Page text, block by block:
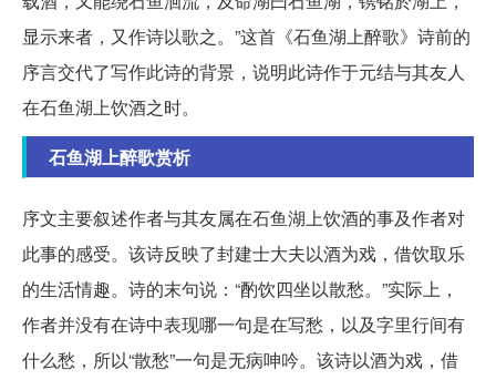
显示来者，又作诗以歌之。”这首《石鱼湖上醉歌》诗前的
序言交代了写作此诗的背景，说明此诗作于元结与其友人
在石鱼湖上饮酒之时。
石鱼湖上醉歌赏析
序文主要叙述作者与其友属在石鱼湖上饮酒的事及作者对
此事的感受。该诗反映了封建士大夫以酒为戏，借饮取乐
的生活情趣。诗的末句说：“酌饮四坐以散愁。”实际上，
作者并没有在诗中表现哪一句是在写愁，以及字里行间有
什么愁，所以“散愁”一句是无病呻吟。该诗以酒为戏，借